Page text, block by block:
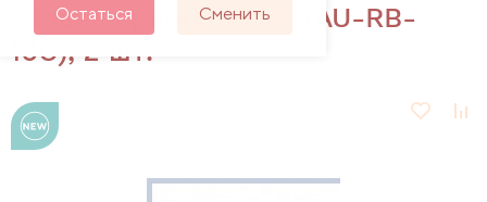
Остаться Сменить
Лезвие прямое 18 мм (AU-RB-
18C), 2 шт.